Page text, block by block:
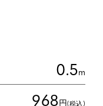
0.5m
968円(税込)